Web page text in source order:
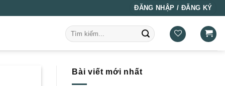
ĐĂNG NHẬP / ĐĂNG KÝ
Tìm
kiếm:
Bài viết mới nhất